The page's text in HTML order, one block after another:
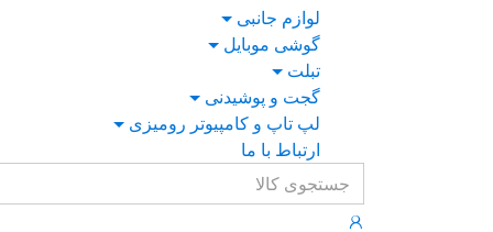
لوازم جانبی
گوشی موبایل
تبلت
گجت و پوشیدنی
لپ تاپ و کامپیوتر رومیزی
ارتباط با ما
for: